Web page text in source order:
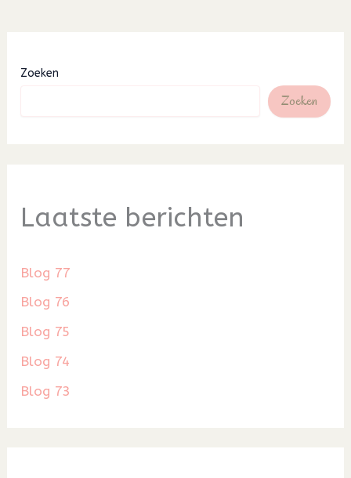
Zoeken
Zoeken
Laatste berichten
Blog 77
Blog 76
Blog 75
Blog 74
Blog 73